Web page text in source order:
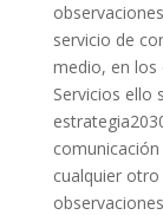
servicio de
medio, en los
Servicios ello
cualquier